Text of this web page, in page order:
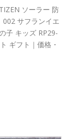
ソーラー 防
サフランイエ
子 キッズ RP29-
ギフト｜価格・